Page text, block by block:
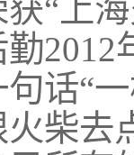
获“上
勤2012
句话“
火柴去